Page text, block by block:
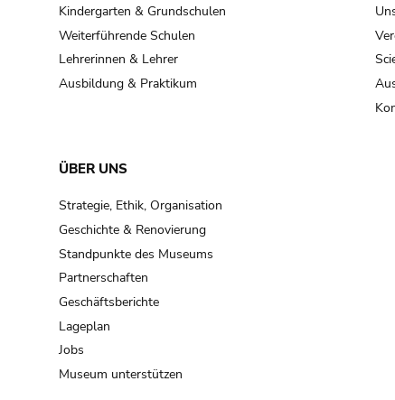
Kindergarten & Grundschulen
Weiterführende Schulen
Lehrerinnen & Lehrer
Ausbildung & Praktikum
ÜBER UNS
Strategie, Ethik, Organisation
Geschichte & Renovierung
Standpunkte des Museums
Partnerschaften
Geschäftsberichte
Lageplan
Jobs
Museum unterstützen